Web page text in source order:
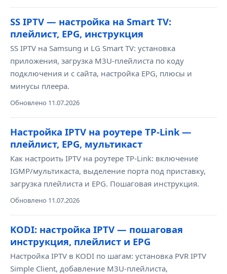
SS IPTV — настройка на Smart TV:
плейлист, EPG, инструкция
SS IPTV на Samsung и LG Smart TV: установка
приложения, загрузка M3U-плейлиста по коду
подключения и с сайта, настройка EPG, плюсы и
минусы плеера.
Обновлено 11.07.2026
Настройка IPTV на роутере TP-Link —
плейлист, EPG, мультикаст
Как настроить IPTV на роутере TP-Link: включение
IGMP/мультикаста, выделение порта под приставку,
загрузка плейлиста и EPG. Пошаговая инструкция.
Обновлено 11.07.2026
KODI: настройка IPTV — пошаговая
инструкция, плейлист и EPG
Настройка IPTV в KODI по шагам: установка PVR IPTV
Simple Client, добавление M3U-плейлиста,